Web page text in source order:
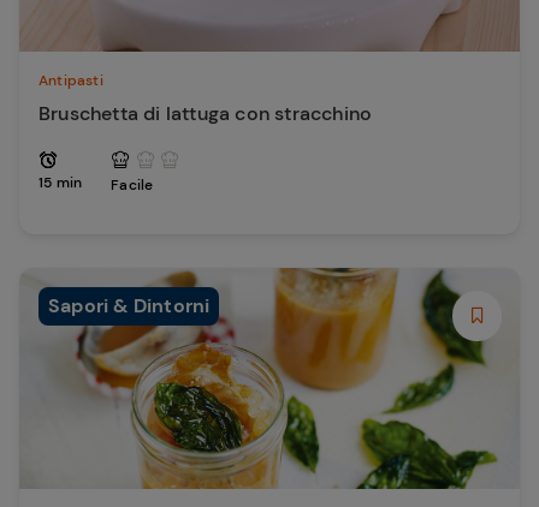
Antipasti
Bruschetta di lattuga con stracchino
15 min Facile
Sapori & Dintorni